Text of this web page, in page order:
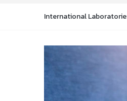
International